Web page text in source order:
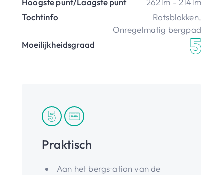
Hoogste punt/Laagste punt
2621m - 2141m
Tochtinfo
Rotsblokken,
Onregelmatig bergpad
Moeilijkheidsgraad
Praktisch
Aan het bergstation van de